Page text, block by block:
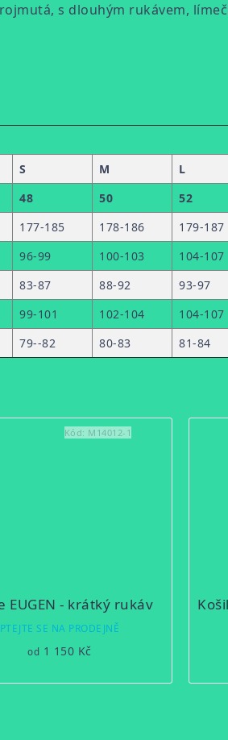
s dlouhým rukávem,
S M L
48 50 52
177-185 178-186 179-187
96-99 100-103 104-107
83-87 88-92 93-97
99-101 102-104 104-107
79--82 80-83 81-84
EUGEN - krátký rukáv
PTEJTE SE NA PRODEJNĚ
od 1 150 Kč
Kód: M14012-1